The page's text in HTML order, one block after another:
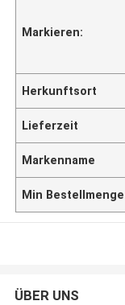
Markieren:
Herkunftsort
Lieferzeit
Markenname
Min Bestellmenge
ÜBER UNS